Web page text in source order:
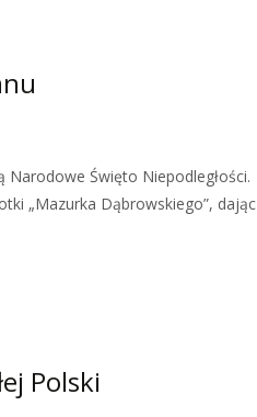
Narodowe Święto Niepodległości.
„Mazurka Dąbrowskiego”, dając
Polski